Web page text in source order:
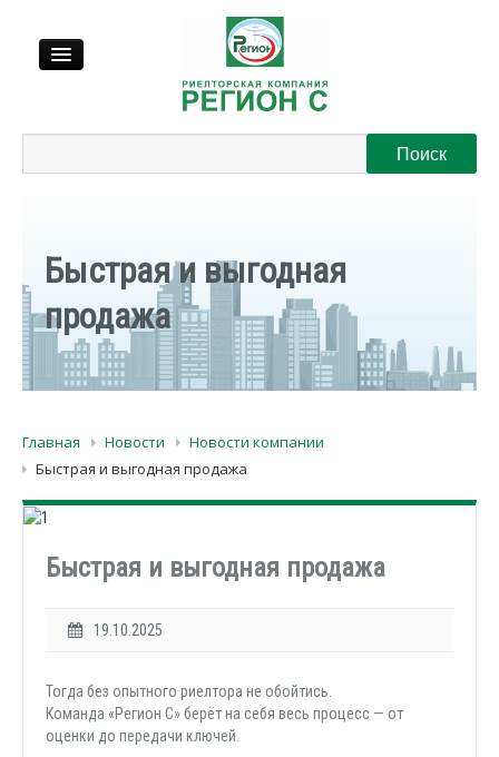
Выкуп
Регионы
Контакты
Быстрая и выгодная
продажа
Главная Новости
Новости компании
Быстрая и выгодная продажа
Быстрая и выгодная продажа
19.10.2025
Тогда без опытного риелтора не обойтись.
Команда «Регион С» берёт на себя весь процесс — от
оценки до передачи ключей.